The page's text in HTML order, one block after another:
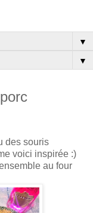
▼
▼
des souris
voici inspirée :)
au four